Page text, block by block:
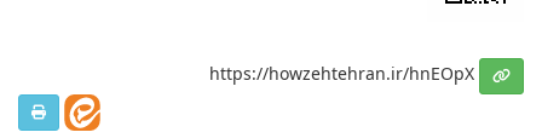
https://howzehtehran.ir/hnEOpX